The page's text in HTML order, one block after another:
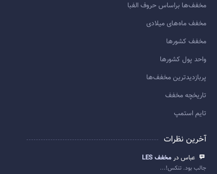
مخفف‌ها براساس حروف الفبا
مخفف ماه‌های میلادی
مخفف کشورها
واحد پول کشورها
پربازديدترين مخفف‌ها
تاريخچه مخفف
تایم استمپ
آخرین نظرات
عباس در مخفف LES
جالب بود. تنکس!...